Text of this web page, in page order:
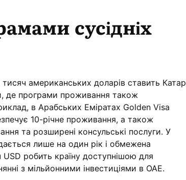
сусідніх
американських доларів ставить Катар
де програми проживання також
в Арабських Еміратах Golden Visa
10-річне проживання, а також
та розширені консульські послуги. У
лише на один рік і обмежена
робить країну доступнішою для
з мільйонними інвестиціями в ОАЕ.